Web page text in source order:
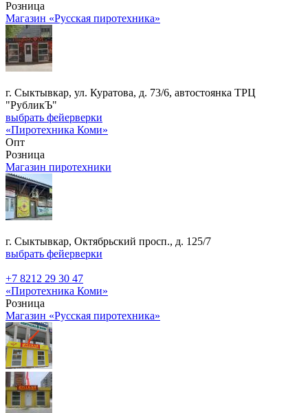
Розница
Магазин «Русская пиротехника»
г. Сыктывкар, ул. Куратова, д. 73/6, автостоянка ТРЦ
"РубликЪ"
выбрать фейерверки
«Пиротехника Коми»
Опт
Розница
Магазин пиротехники
г. Сыктывкар, Октябрьский просп., д. 125/7
выбрать фейерверки
+7 8212 29 30 47
«Пиротехника Коми»
Розница
Магазин «Русская пиротехника»